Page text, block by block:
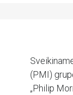
(PMI)
„Philip